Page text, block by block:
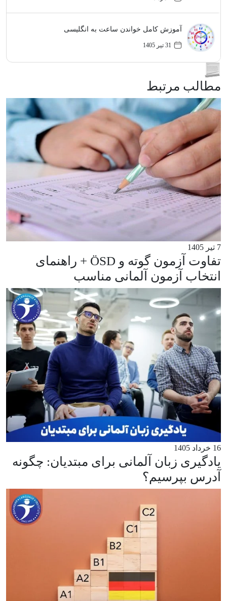
آموزش کامل خواندن ساعت به انگلیسی
31 تیر 1405
مطالب مرتبط
7 تیر 1405
تفاوت آزمون گوته و ÖSD + راهنمای
انتخاب آزمون آلمانی مناسب
16 خرداد 1405
یادگیری زبان آلمانی برای مبتدیان: چگونه
آدرس بپرسیم؟